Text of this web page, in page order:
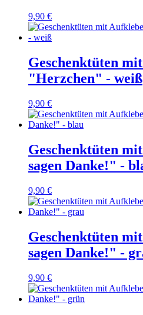
9,90 €
Geschenktüten
"Herzchen" - weiß
9,90 €
Geschenktüten
sagen Danke!" -
9,90 €
Geschenktüten
sagen Danke!" -
9,90 €